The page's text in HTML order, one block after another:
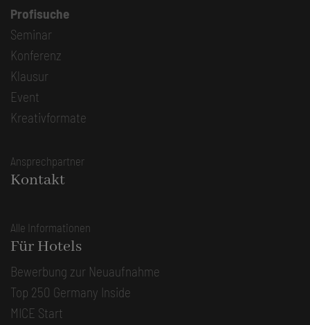
Profisuche
Seminar
Konferenz
Klausur
Event
Kreativformate
Ansprechpartner
Kontakt
Alle Informationen
Für Hotels
Bewerbung zur Neuaufnahme
Top 250 Germany Inside
MICE Start